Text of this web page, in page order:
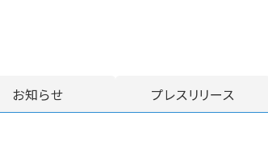
お知らせ プレスリリース